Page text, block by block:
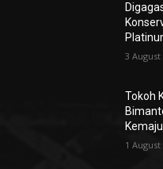
3 August
Tokoh
1 August